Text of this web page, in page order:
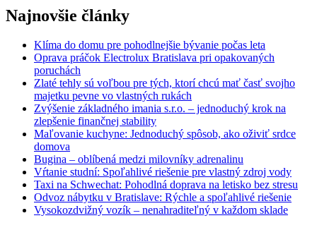
Najnovšie články
Klíma do domu pre pohodlnejšie bývanie počas leta
Oprava práčok Electrolux Bratislava pri opakovaných
poruchách
Zlaté tehly sú voľbou pre tých, ktorí chcú mať časť svojho
majetku pevne vo vlastných rukách
Zvýšenie základného imania s.r.o. – jednoduchý krok na
zlepšenie finančnej stability
Maľovanie kuchyne: Jednoduchý spôsob, ako oživiť srdce
domova
Bugina – oblíbená medzi milovníky adrenalinu
Vŕtanie studní: Spoľahlivé riešenie pre vlastný zdroj vody
Taxi na Schwechat: Pohodlná doprava na letisko bez stresu
Odvoz nábytku v Bratislave: Rýchle a spoľahlivé riešenie
Vysokozdvižný vozík – nenahraditeľný v každom sklade